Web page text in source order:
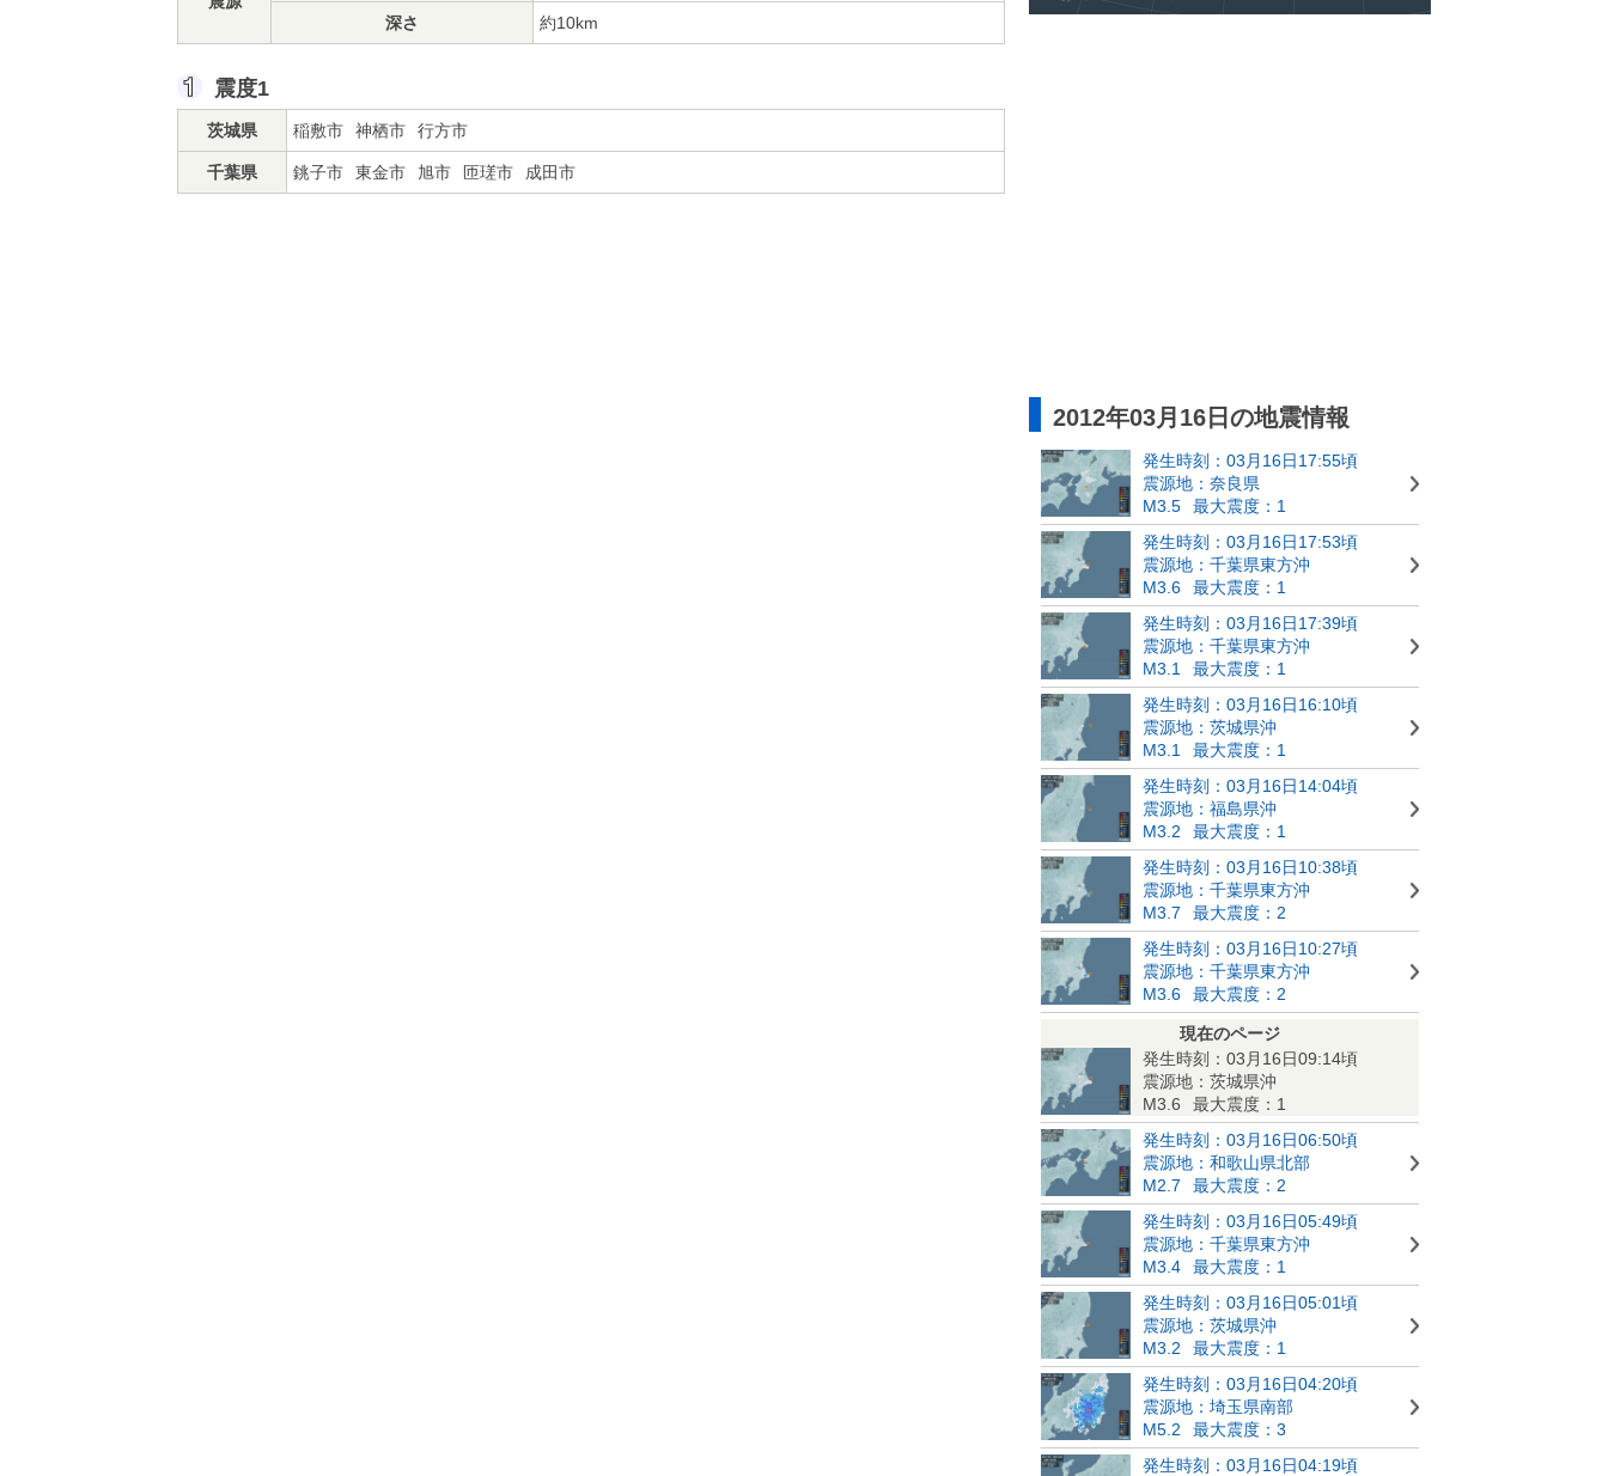
深さ
約10km
震度1
茨城県 稲敷市 神栖市 行方市
千葉県 銚子市 東金市 旭市 匝瑳市 成田市
2012年03月16日の地震情報
発生時刻：03月16日17:55頃
震源地：奈良県
M3.5
最大震度：1
発生時刻：03月16日17:53頃
震源地：千葉県東方沖
M3.6
最大震度：1
発生時刻：03月16日17:39頃
震源地：千葉県東方沖
M3.1
最大震度：1
発生時刻：03月16日16:10頃
震源地：茨城県沖
M3.1
最大震度：1
発生時刻：03月16日14:04頃
震源地：福島県沖
M3.2
最大震度：1
発生時刻：03月16日10:38頃
震源地：千葉県東方沖
M3.7
最大震度：2
発生時刻：03月16日10:27頃
震源地：千葉県東方沖
M3.6
最大震度：2
現在のページ
発生時刻：03月16日09:14頃
震源地：茨城県沖
M3.6
最大震度：1
発生時刻：03月16日06:50頃
震源地：和歌山県北部
M2.7
最大震度：2
発生時刻：03月16日05:49頃
震源地：千葉県東方沖
M3.4
最大震度：1
発生時刻：03月16日05:01頃
震源地：茨城県沖
M3.2
最大震度：1
発生時刻：03月16日04:20頃
震源地：埼玉県南部
M5.2
最大震度：3
発生時刻：03月16日04:19頃